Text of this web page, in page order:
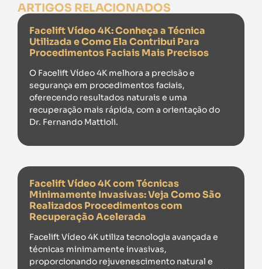
ARTIGOS RELACIONADOS
Facelift Vídeo 4K: Conheça a Técnica
Utilizada e Como Ela Contribui Para
Procedimentos Faciais Mais Precisos
O Facelift Vídeo 4K melhora a precisão e
segurança em procedimentos faciais,
oferecendo resultados naturais e uma
recuperação mais rápida, com a orientação do
Dr. Fernando Mattioli.
Facelift Vídeo 4K com Técnicas
Minimamente Invasivas: Veja Como São
Realizados Procedimentos com
Recuperação Acelerada
Facelift Vídeo 4K utiliza tecnologia avançada e
técnicas minimamente invasivas,
proporcionando rejuvenescimento natural e